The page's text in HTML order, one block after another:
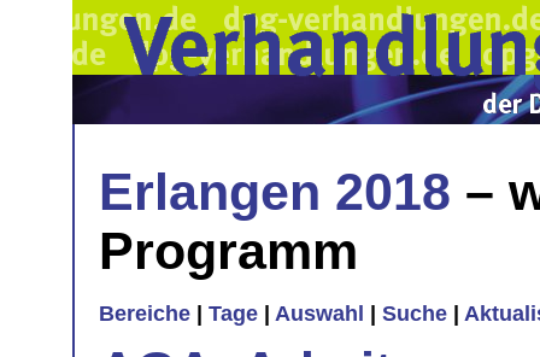
Erlangen 2018 –
Programm
Bereiche Tage Auswahl Suche